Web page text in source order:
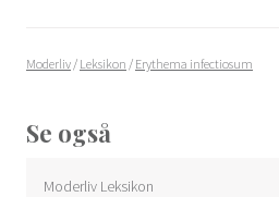
Moderliv/ Leksikon / Erythema infectiosum
Se også
Moderliv Leksikon